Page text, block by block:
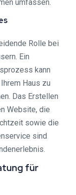
umfassen.
Rolle bei
Ein
kann
Haus zu
Das Erstellen
Website, die
sowie die
sind
für